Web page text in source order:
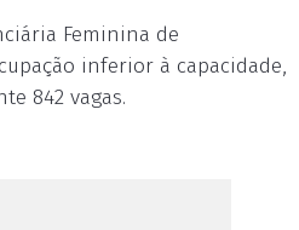
Feminina de
inferior à capacidade,
842 vagas.